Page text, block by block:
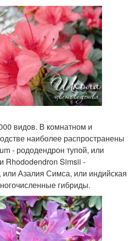
видов. В комнатном и
наиболее распространены
- рододендрон тупой, или
Rhododendron Simsii -
Азалия Симса, или индийская
гибриды.